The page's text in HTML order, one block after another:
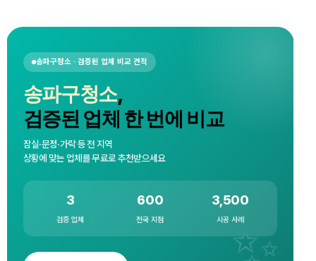
송파구청소 · 검증된 업체 비교 견적
송파구청소,
검증된 업체 한 번에 비교
잠실·문정·가락 등 전 지역
상황에 맞는 업체를 무료로 추천받으세요
3
검증 업체
600
전국 지점
3,500
시공 사례